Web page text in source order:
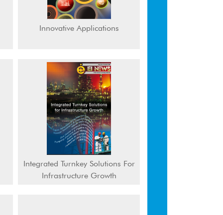
Innovative Applications
Integrated Turnkey Solutions For
Infrastructure Growth